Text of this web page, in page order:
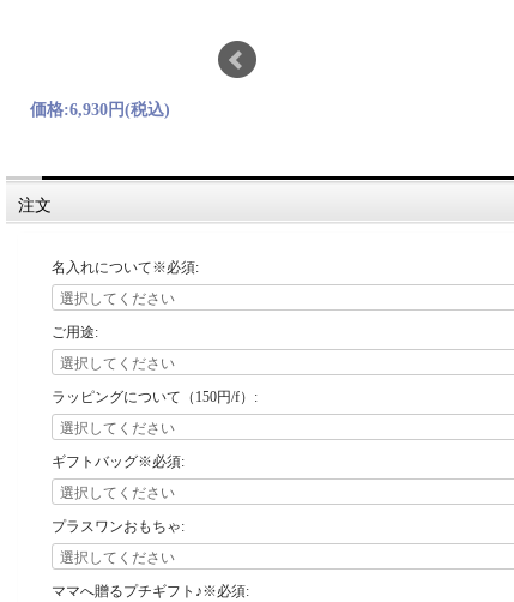
価格:6,930円(税込)
注文
名入れについて※必須:
ご用途:
ラッピングについて（150円/f）:
ギフトバッグ※必須:
プラスワンおもちゃ:
ママへ贈るプチギフト♪※必須: